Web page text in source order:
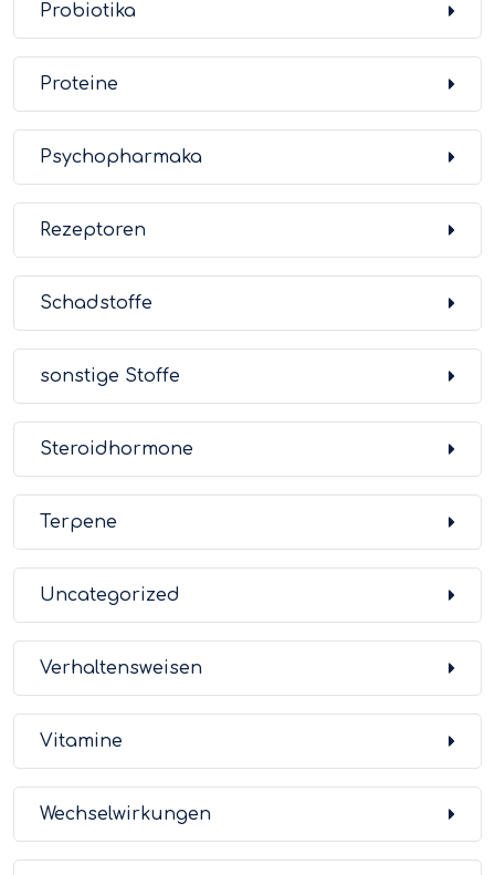
Probiotika
Proteine
Psychopharmaka
Rezeptoren
Schadstoffe
sonstige Stoffe
Steroidhormone
Terpene
Uncategorized
Verhaltensweisen
Vitamine
Wechselwirkungen